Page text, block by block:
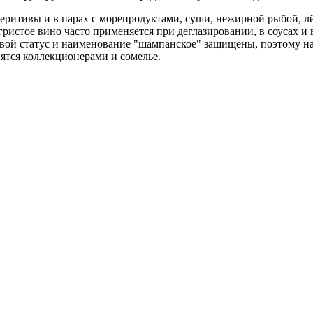
и в парах с морепродуктами, суши, нежирной рыбой,
вино часто применяется при деглазировании, в соусах
статус и наименование "шампанское" защищены, поэтому
коллекционерами и сомелье.